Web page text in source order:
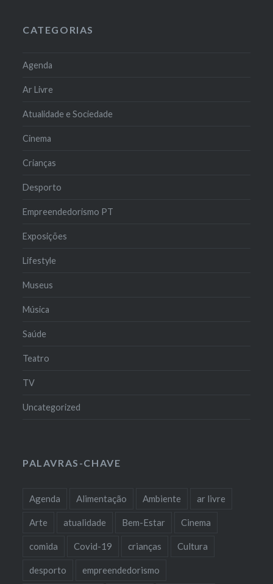
CATEGORIAS
Agenda
Ar Livre
Atualidade e Sociedade
Cinema
Crianças
Desporto
Empreendedorismo PT
Exposições
Lifestyle
Museus
Música
Saúde
Teatro
TV
Uncategorized
PALAVRAS-CHAVE
Agenda Alimentação Ambiente ar livre
Arte atualidade Bem-Estar Cinema
comida Covid-19 crianças Cultura
desporto empreendedorismo